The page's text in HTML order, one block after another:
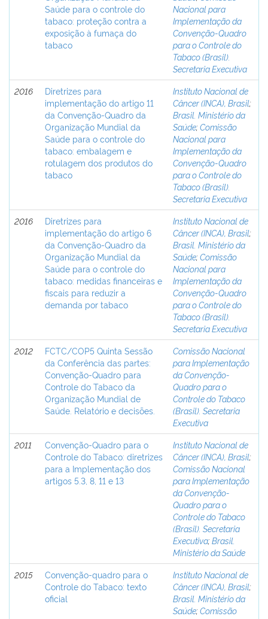
Saúde para o controle do
tabaco: proteção contra a
exposição à fumaça do
tabaco
Nacional para
Implementação da
Convenção-Quadro
para o Controle do
Tabaco (Brasil).
Secretaria Executiva
2016
Diretrizes para
implementação do artigo 11
da Convenção-Quadro da
Organização Mundial da
Saúde para o controle do
tabaco: embalagem e
rotulagem dos produtos do
tabaco
Instituto Nacional de
Câncer (INCA), Brasil;
Brasil. Ministério da
Saúde;Comissão
Nacional para
Implementação da
Convenção-Quadro
para o Controle do
Tabaco (Brasil).
Secretaria Executiva
2016
Diretrizes para
implementação do artigo 6
da Convenção-Quadro da
Organização Mundial da
Saúde para o controle do
tabaco: medidas financeiras e
fiscais para reduzir a
demanda por tabaco
Instituto Nacional de
Câncer (INCA), Brasil;
Brasil. Ministério da
Saúde;Comissão
Nacional para
Implementação da
Convenção-Quadro
para o Controle do
Tabaco (Brasil).
Secretaria Executiva
2012
FCTC/COP5 Quinta Sessão
da Conferência das partes:
Convenção-Quadro para
Controle do Tabaco da
Organização Mundial de
Saúde. Relatório e decisões.
Comissão Nacional
para Implementação
da Convenção-
Quadro para o
Controle do Tabaco
(Brasil). Secretaria
Executiva
2011
Convenção-Quadro para o
Controle do Tabaco: diretrizes
para a Implementação dos
artigos 5.3, 8, 11 e 13
Instituto Nacional de
Câncer (INCA), Brasil;
Comissão Nacional
para Implementação
da Convenção-
Quadro para o
Controle do Tabaco
(Brasil). Secretaria
Executiva;Brasil.
Ministério da Saúde
2015
Convenção-quadro para o
Controle do Tabaco: texto
oficial
Instituto Nacional de
Câncer (INCA), Brasil;
Brasil. Ministério da
Saúde;Comissão